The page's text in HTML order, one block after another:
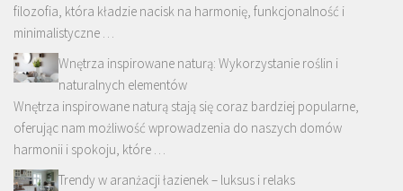
filozofia, która kładzie nacisk na harmonię, funkcjonalność i
minimalistyczne …
Wnętrza inspirowane naturą: Wykorzystanie roślin i
naturalnych elementów
Wnętrza inspirowane naturą stają się coraz bardziej popularne,
oferując nam możliwość wprowadzenia do naszych domów
harmonii i spokoju, które …
Trendy w aranżacji łazienek – luksus i relaks